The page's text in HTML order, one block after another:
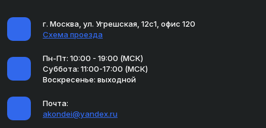
г. Москва, ул. Угрешская, 12с1, офис 120
Схема проезда
Пн-Пт: 10:00 - 19:00 (МСК)
Суббота: 11:00-17:00 (МСК)
Воскресенье: выходной
Почта:
akondei@yandex.ru